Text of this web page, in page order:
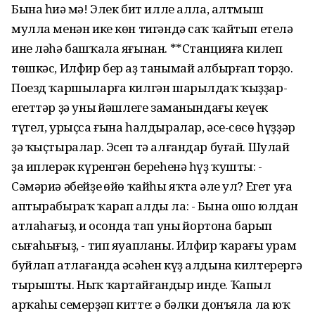
Бына һиңә мә! Элек бит илле алла, алтмыш
мулла менән ике көн тигәндә саҡ ҡайтып етелә
ине ләһә башҡала яғынан. **Станцияға килеп
төшкәс, Илфир бер аҙ танымай албырғап торҙо.
Поезд ҡаршыларға килгән шарылдаҡ ҡыҙҙар-
егеттәр ҙә уның йәшлеге заманындағы кеүек
түгел, урыҫса ғына һалдыралар, әсе-сөсө һүҙҙәр
ҙә ҡыҫтыралар. Эсеп тә алғандар буғай. Шулай
ҙа иплерәк күренгән береһенә һүҙ ҡушты: -
Сәмәриә әбейҙең өйө ҡайһы яҡта әле ул? Егет уға
аптырабыраҡ ҡарап алды ла: - Бына ошо юлдан
атлаһағыҙ, иң осонда тап уның йортона барып
сығаһығыҙ, - тип яуапланы. Илфир ҡараңғы урам
буйлап атлағанда әсәһен күҙ алдына килтерергә
тырышты. Ныҡ ҡартайғандыр инде. Ҡапыл
арҡаһы семерҙәп китте: ә бәлки донъяла ла юҡ